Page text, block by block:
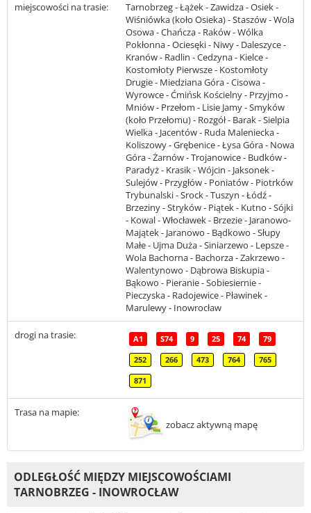
miejscowości na trasie:
Tarnobrzeg - Łążek - Zawidza - Osiek -
Wiśniówka (koło Osieka) - Staszów - Wola
Osowa - Chańcza - Raków - Wólka
Pokłonna - Ociesęki - Niwy - Daleszyce -
Kranów - Radlin - Cedzyna - Kielce -
Kostomłoty Pierwsze - Kostomłoty
Drugie - Miedziana Góra - Cisowa -
Wyrowce - Ćmińsk Kościelny - Przyjmo -
Mniów - Przełom - Lisie Jamy - Smyków
(koło Przełomu) - Rozgół - Barak - Sielpia
Wielka - Jacentów - Ruda Maleniecka -
Koliszowy - Grębenice - Łysa Góra - Nowa
Góra - Żarnów - Trojanowice - Budków -
Paradyż - Krasik - Wójcin - Jaksonek -
Sulejów - Przygłów - Poniatów - Piotrków
Trybunalski - Srock - Tuszyn - Łódź -
Brzeziny - Stryków - Piątek - Kutno - Sójki
- Kowal - Włocławek - Brzezie - Jaranowo-
Majątek - Jaranowo - Bądkowo - Słupy
Małe - Ujma Duża - Siniarzewo - Lepsze -
Wola Bachorna - Bachorza - Zakrzewo -
Walentynowo - Dąbrowa Biskupia -
Bąkowo - Pieranie - Sobiesiernie -
Pieczyska - Radojewice - Pławinek -
Marulewy - Inowrocław
drogi na trasie: A1 S74 9 25 74 79
252 266 473 764 765
871
Trasa na mapie:
zobacz aktywną mapę
ODLEGŁOŚĆ MIĘDZY MIEJSCOWOŚCIAMI
TARNOBRZEG - INOWROCŁAW